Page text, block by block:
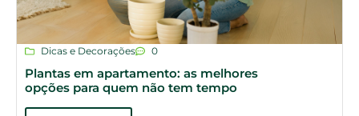
Dicas e Decorações 0
Plantas em apartamento: as melhores
opções para quem não tem tempo